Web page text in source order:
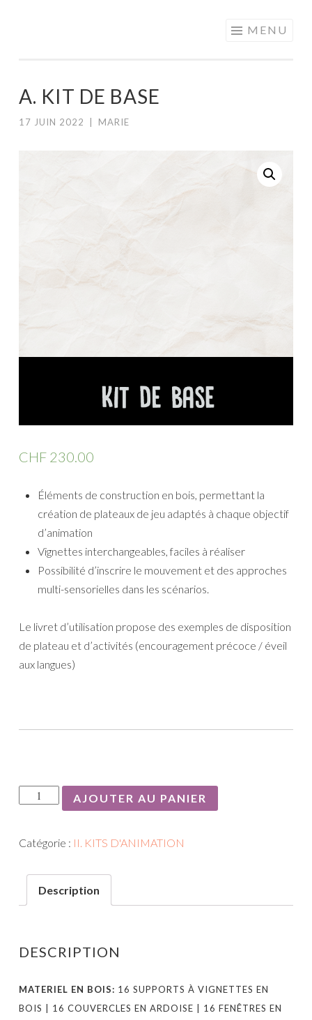
MENU
A. KIT DE BASE
17 JUIN 2022 MARIE
CHF 230.00
Éléments de construction en bois, permettant la
création de plateaux de jeu adaptés à chaque objectif
d’animation
Vignettes interchangeables, faciles à réaliser
Possibilité d’inscrire le mouvement et des approches
multi-sensorielles dans les scénarios.
Le livret d’utilisation propose des exemples de disposition
de plateau et d’activités (encouragement précoce / éveil
aux langues)
quantité
kit
base
AJOUTER AU PANIER
Catégorie : II. KITS D'ANIMATION
Description
DESCRIPTION
MATERIEL EN BOIS: 16 SUPPORTS À VIGNETTES EN
BOIS | 16 COUVERCLES EN ARDOISE | 16 FENÊTRES EN